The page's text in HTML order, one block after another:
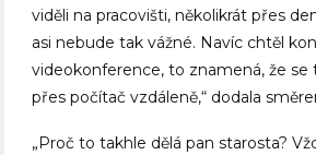
viděli na pracovišti, několikrát přes
asi nebude tak vážné. Navíc chtěl
videokonference, to znamená, že
přes počítač vzdáleně,“ dodala
„Proč to takhle dělá pan starosta?